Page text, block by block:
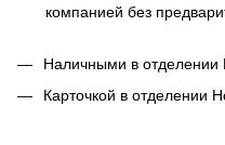
компанией без
Наличными в отделении
Карточкой в отделении